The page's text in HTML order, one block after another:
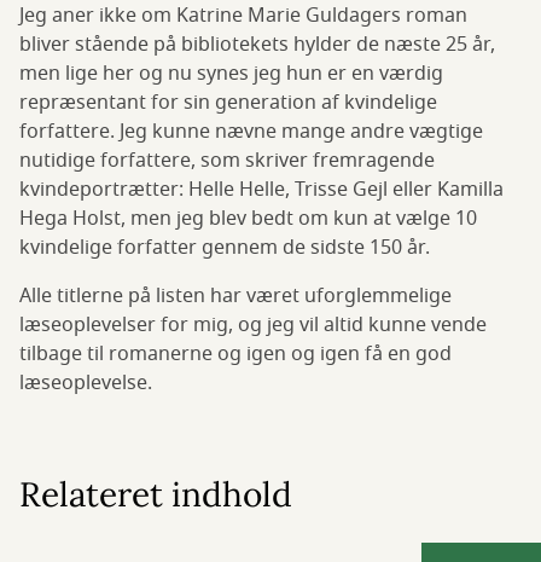
Jeg aner ikke om Katrine Marie Guldagers roman
bliver stående på bibliotekets hylder de næste 25 år,
men lige her og nu synes jeg hun er en værdig
repræsentant for sin generation af kvindelige
forfattere. Jeg kunne nævne mange andre vægtige
nutidige forfattere, som skriver fremragende
kvindeportrætter: Helle Helle, Trisse Gejl eller Kamilla
Hega Holst, men jeg blev bedt om kun at vælge 10
kvindelige forfatter gennem de sidste 150 år.
Alle titlerne på listen har været uforglemmelige
læseoplevelser for mig, og jeg vil altid kunne vende
tilbage til romanerne og igen og igen få en god
læseoplevelse.
Relateret indhold